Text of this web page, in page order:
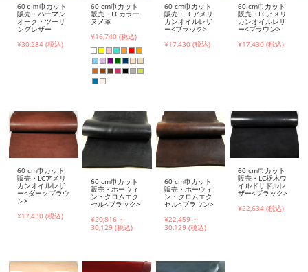
60ｃｍ巾カット
販売・ハーマン
オーク・ツーリ
ングレザー
¥30,284 (税込)
60 cm巾カット
販売・LCカラー
ヌメ革
¥16,740 (税込)
60 cm巾カット
販売・LCアメリ
カンオイルレザ
ー<ブラック>
¥17,430 (税込)
60 cm巾カット
販売・LCアメリ
カンオイルレザ
ー<ブラウン>
¥17,430 (税込)
60 cm巾カット
販売・LCアメリ
カンオイルレザ
ー<ダークブラウ
ン>
¥17,430 (税込)
60 cm巾カット
販売・ホーウィ
ン・クロムエク
セル<ブラック>
¥20,816 ～
30,129 (税込)
60 cm巾カット
販売・ホーウィ
ン・クロムエク
セル<ブラウン>
¥22,459 ～
30,129 (税込)
60 cm巾カット
販売・LC栃木ワ
イルドサドルレ
ザー<ブラック>
¥22,634 (税込)